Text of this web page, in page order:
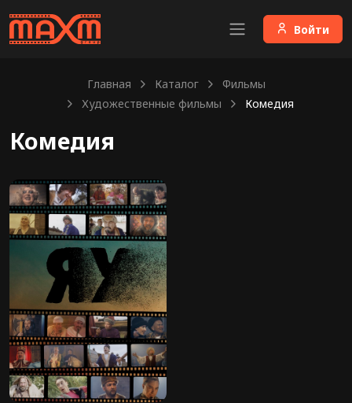
Войти
Главная Каталог
Фильмы
Художественные фильмы
Комедия
Комедия